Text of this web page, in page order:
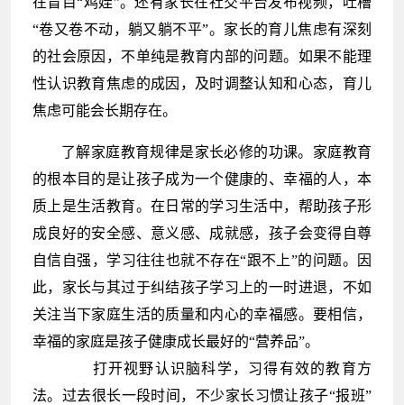
“卷又卷不动，躺又躺不平”。家长的育儿焦虑有深刻
的社会原因，不单纯是教育内部的问题。如果不能理
性认识教育焦虑的成因，及时调整认知和心态，育儿
焦虑可能会长期存在。
了解家庭教育规律是家长必修的功课。家庭教育
的根本目的是让孩子成为一个健康的、幸福的人，本
质上是生活教育。在日常的学习生活中，帮助孩子形
成良好的安全感、意义感、成就感，孩子会变得自尊
自信自强，学习往往也就不存在“跟不上”的问题。因
此，家长与其过于纠结孩子学习上的一时进退，不如
关注当下家庭生活的质量和内心的幸福感。要相信，
幸福的家庭是孩子健康成长最好的“营养品”。
打开视野认识脑科学，习得有效的教育方
法。过去很长一段时间，不少家长习惯让孩子“报班”